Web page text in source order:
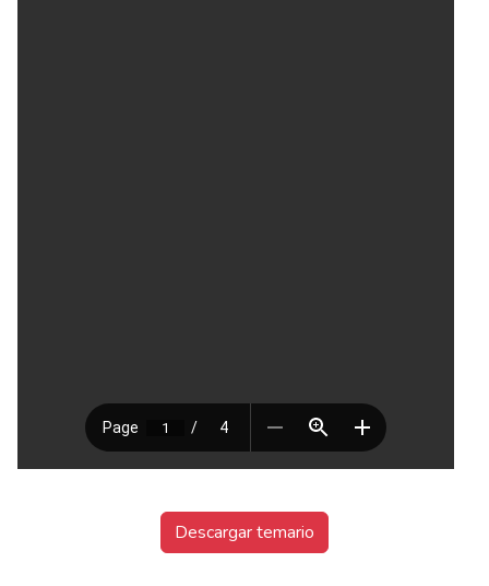
Descargar temario